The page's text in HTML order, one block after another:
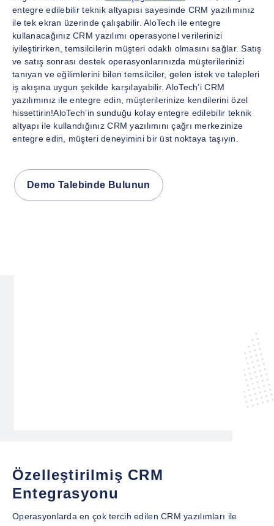
entegre edilebilir teknik altyapısı sayesinde CRM yazılımınız
ile tek ekran üzerinde çalışabilir. AloTech ile entegre
kullanacağınız CRM yazılımı operasyonel verilerinizi
iyileştirirken, temsilcilerin müşteri odaklı olmasını sağlar. Satış
ve satış sonrası destek operasyonlarınızda müşterilerinizi
tanıyan ve eğilimlerini bilen temsilciler, gelen istek ve talepleri
iş akışına uygun şekilde karşılayabilir. AloTech’i CRM
yazılımınız ile entegre edin, müşterilerinize kendilerini özel
hissettirin!AloTech’in sunduğu kolay entegre edilebilir teknik
altyapı ile kullandığınız CRM yazılımını çağrı merkezinize
entegre edin, müşteri deneyimini bir üst noktaya taşıyın.
Demo Talebinde Bulunun
Özelleştirilmiş CRM
Entegrasyonu
Operasyonlarda en çok tercih edilen CRM yazılımları ile